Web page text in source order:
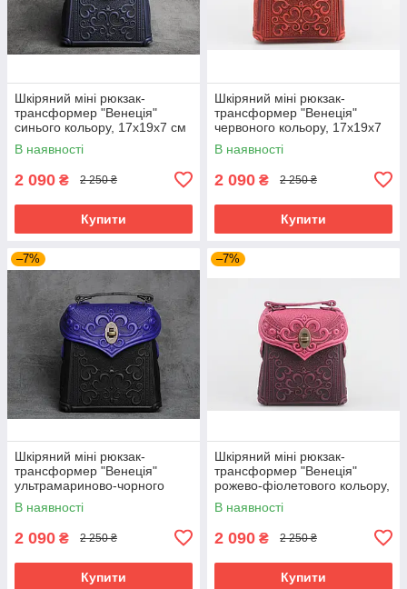
Шкіряний міні рюкзак-
трансформер "Венеція"
синього кольору, 17х19х7 см
В наявності
2 090 ₴ 2 250 ₴
Купити
Шкіряний міні рюкзак-
трансформер "Венеція"
червоного кольору, 17х19х7
см
В наявності
2 090 ₴ 2 250 ₴
Купити
–7%
Шкіряний міні рюкзак-
трансформер "Венеція"
ультрамариново-чорного
кольору, 17х19х7 см
В наявності
2 090 ₴ 2 250 ₴
Купити
–7%
Шкіряний міні рюкзак-
трансформер "Венеція"
рожево-фіолетового кольору,
17х19х7 см
В наявності
2 090 ₴ 2 250 ₴
Купити